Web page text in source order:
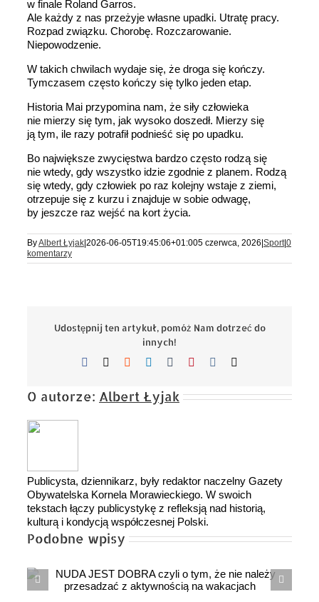
w finale Roland Garros.
Ale każdy z nas przeżyje własne upadki. Utratę pracy.
Rozpad związku. Chorobę. Rozczarowanie.
Niepowodzenie.
W takich chwilach wydaje się, że droga się kończy.
Tymczasem często kończy się tylko jeden etap.
Historia Mai przypomina nam, że siły człowieka
nie mierzy się tym, jak wysoko doszedł. Mierzy się
ją tym, ile razy potrafił podnieść się po upadku.
Bo największe zwycięstwa bardzo często rodzą się
nie wtedy, gdy wszystko idzie zgodnie z planem. Rodzą
się wtedy, gdy człowiek po raz kolejny wstaje z ziemi,
otrzepuje się z kurzu i znajduje w sobie odwagę,
by jeszcze raz wejść na kort życia.
ByAlbert Łyjak|2026-06-05T19:45:06+01:005 czerwca, 2026|Sport|0
komentarzy
Udostępnij ten artykuł, pomóż Nam dotrzeć do
innych!
Facebook Reddit LinkedIn
TumblrPinterest
O autorze: Albert Łyjak
Publicysta, dziennikarz, były redaktor naczelny Gazety
Obywatelska Kornela Morawieckiego. W swoich
tekstach łączy publicystykę z refleksją nad historią,
kulturą i kondycją współczesnej Polski.
Podobne wpisy
Nieprzygotowani będą